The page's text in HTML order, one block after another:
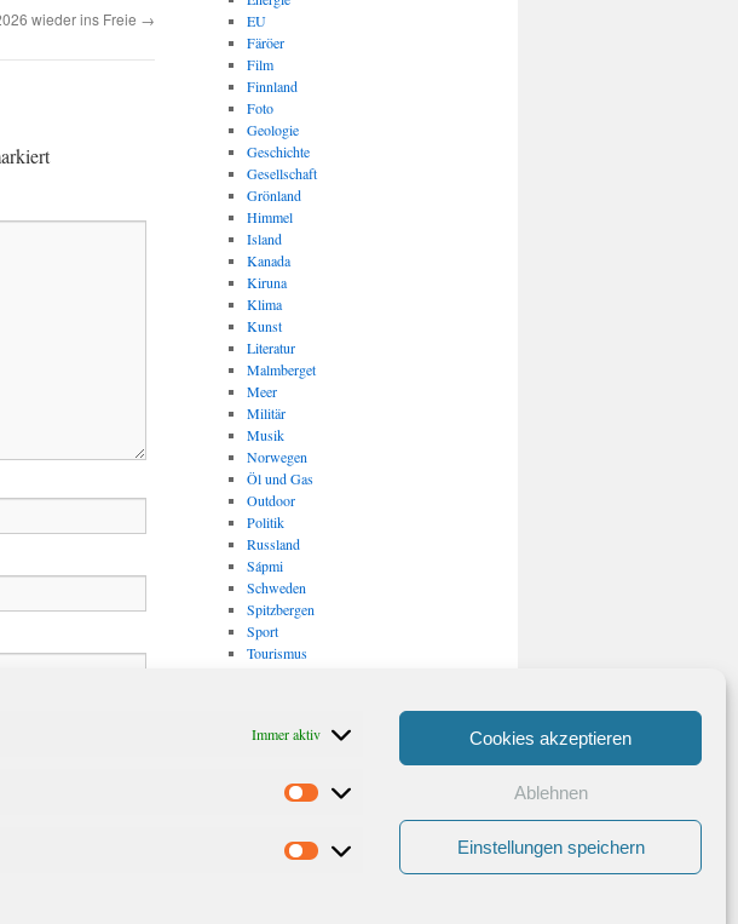
Immer aktiv
Statistiken
Marketing
Cookies akzeptieren
Ablehnen
Einstellungen speichern
wieder ins Freie →
EU
Färöer
Film
Finnland
Foto
Geologie
Geschichte
Gesellschaft
Grönland
Himmel
Island
Kanada
Kiruna
Klima
Kunst
Literatur
Malmberget
Meer
Militär
Musik
Norwegen
Öl und Gas
Outdoor
Politik
Russland
Sápmi
Schweden
Spitzbergen
Sport
Tourismus
Vulkanismus/ Erdbeben